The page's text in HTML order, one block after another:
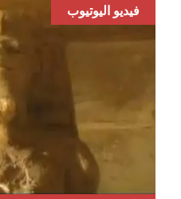
فيديو اليوتيوب